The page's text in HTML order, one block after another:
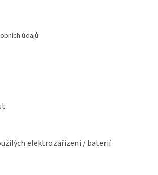
údajů
elektrozařízení / baterií